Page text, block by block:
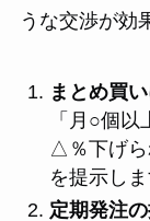
うな交渉が効
まとめ買
「月○個
△％下げら
を提示しま
定期発注